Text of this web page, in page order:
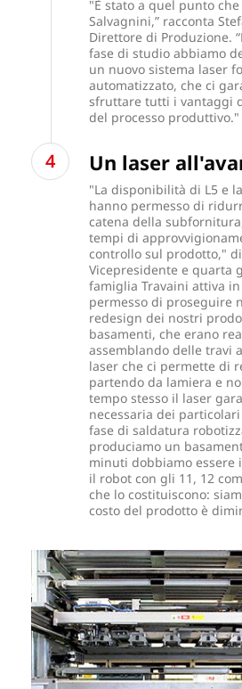
"È stato a quel punto
Salvagnini,” racconta
Direttore di Produzione.
fase di studio abbiamo
un nuovo sistema laser
automatizzato, che ci
sfruttare tutti i vantaggi
del processo produttivo."
Un laser
"La disponibilità di L5 e
hanno permesso di
catena della
tempi di
controllo sul prodotto,"
Vicepresidente e quarta
famiglia Travaini attiva
permesso di proseguire
redesign dei nostri
basamenti, che erano
assemblando delle travi
laser che ci permette di
partendo da lamiera e
tempo stesso il laser
necessaria dei
fase di saldatura
produciamo un
minuti dobbiamo
il robot con gli 11, 12
che lo costituiscono:
costo del prodotto è